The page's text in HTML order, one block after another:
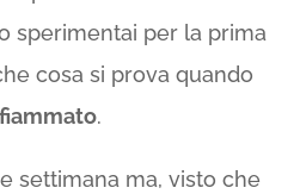
sperimentai per la prima
cosa si prova quando
.
settimana ma, visto che